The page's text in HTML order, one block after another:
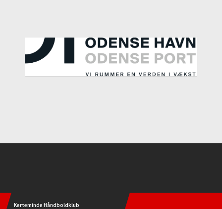
Kerteminde Håndboldklub